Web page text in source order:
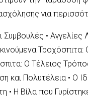
για
Συμβουλές • Αγγελίες
Ο Τέλειος
και Πολυτέλεια• Ο
• Η Βίλα που